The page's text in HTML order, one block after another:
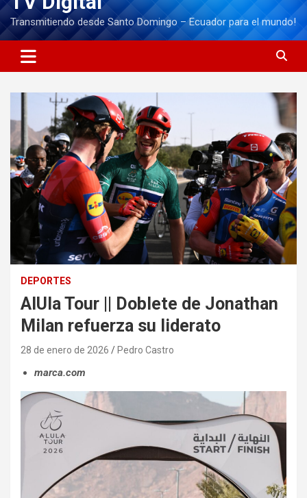
Transmitiendo desde Santo Domingo – Ecuador para el mundo!
DEPORTES
AlUla Tour || Doblete de Jonathan
Milan refuerza su liderato
28 de enero de 2026 Pedro Castro
marca.com